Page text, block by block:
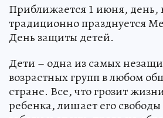
Приближается 1 июня, день,
традиционно празднуется
День защиты детей.
Дети – одна из самых
возрастных групп в любом
стране. Все, что грозит
ребенка, лишает его